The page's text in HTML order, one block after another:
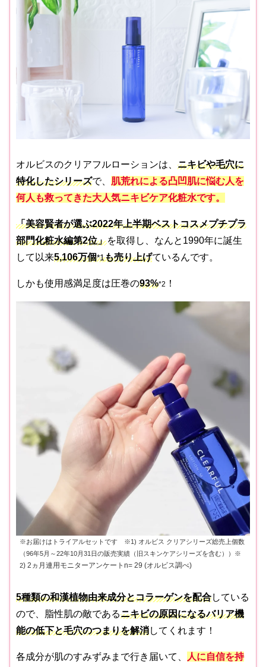
オルビスのクリアフルローションは、 ニキビや毛穴に
特化したシリーズで、 肌荒れによる凸凹肌に悩む人を
何人も救ってきた大人気ニキビケア化粧水です。
「美容賢者が選ぶ2022年上半期ベストコスメプチプラ
部門化粧水編第2位」を取得し、なんと1990年に誕生
して以来5,106万個*1も売り上げているんです。
しかも使用感満足度は圧巻の93%*2 ！
※お届けはトライアルセットです ※1) オルビス クリアシリーズ総売上個数
（96年5月～22年10月31日の販売実績（旧スキンケアシリーズを含む））※
2) 2ヵ月連用モニターアンケートn= 29 (オルビス調べ)
5種類の和漢植物由来成分とコラーゲンを配合している
ので、脂性肌の敵であるニキビの原因になるバリア機
能の低下と毛穴のつまりを解消してくれます！
各成分が肌のすみずみまで行き届いて、
人に自信を持